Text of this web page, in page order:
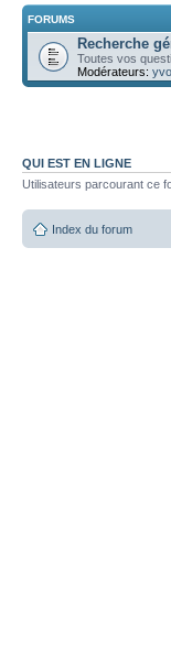
FORUMS
Recherche
Toutes vos
Modérateurs:
QUI EST EN LIGNE
Utilisateurs parcourant ce
Index du forum